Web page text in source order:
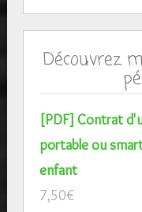
Découvrez
[PDF] Contrat
portable ou
enfant
7,50€